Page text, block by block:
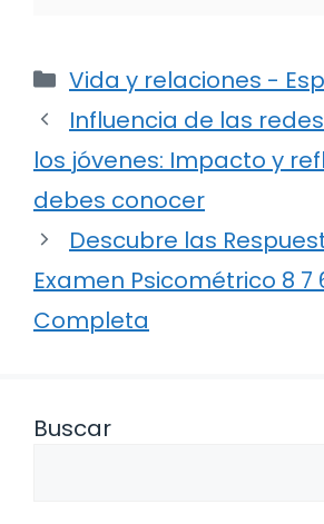
Categorías
Vida y relaciones -
Influencia de las
los jóvenes: Impacto y
debes conocer
Descubre las
Examen Psicométrico 8 7
Completa
Buscar